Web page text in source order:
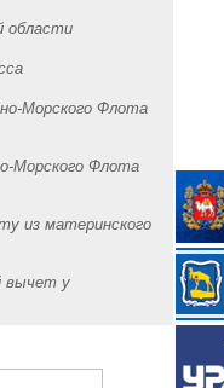
области
Морского Флота
Морского Флота
из материнского
вычет у